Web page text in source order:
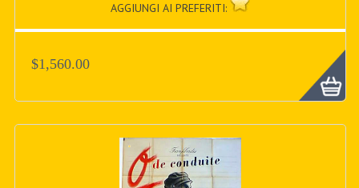
AGGIUNGI AI PREFERITI:
$1,560.00